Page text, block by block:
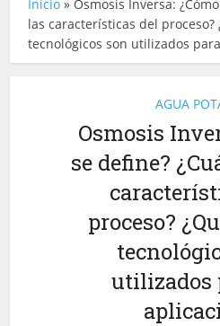
Inicio » Osmosis Inversa:
las características del proceso?
tecnológicos son utilizados
AGUA
Osmosis
se define?
proceso?
utilizados